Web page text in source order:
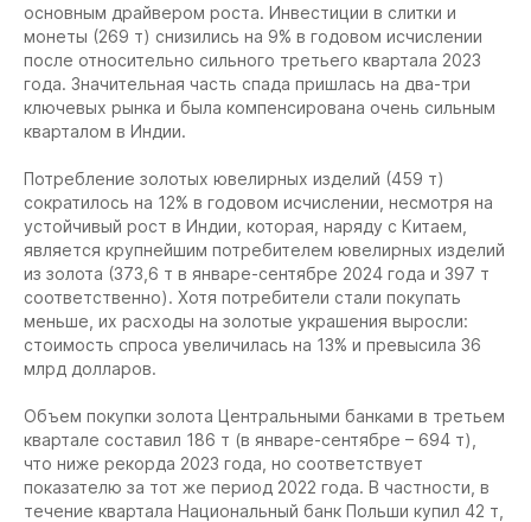
основным драйвером роста. Инвестиции в слитки и
монеты (269 т) снизились на 9% в годовом исчислении
после относительно сильного третьего квартала 2023
года. Значительная часть спада пришлась на два-три
ключевых рынка и была компенсирована очень сильным
кварталом в Индии.
Потребление золотых ювелирных изделий (459 т)
сократилось на 12% в годовом исчислении, несмотря на
устойчивый рост в Индии, которая, наряду с Китаем,
является крупнейшим потребителем ювелирных изделий
из золота (373,6 т в январе-сентябре 2024 года и 397 т
соответственно). Хотя потребители стали покупать
меньше, их расходы на золотые украшения выросли:
стоимость спроса увеличилась на 13% и превысила 36
млрд долларов.
Объем покупки золота Центральными банками в третьем
квартале составил 186 т (в январе-сентябре – 694 т),
что ниже рекорда 2023 года, но соответствует
показателю за тот же период 2022 года. В частности, в
течение квартала Национальный банк Польши купил 42 т,